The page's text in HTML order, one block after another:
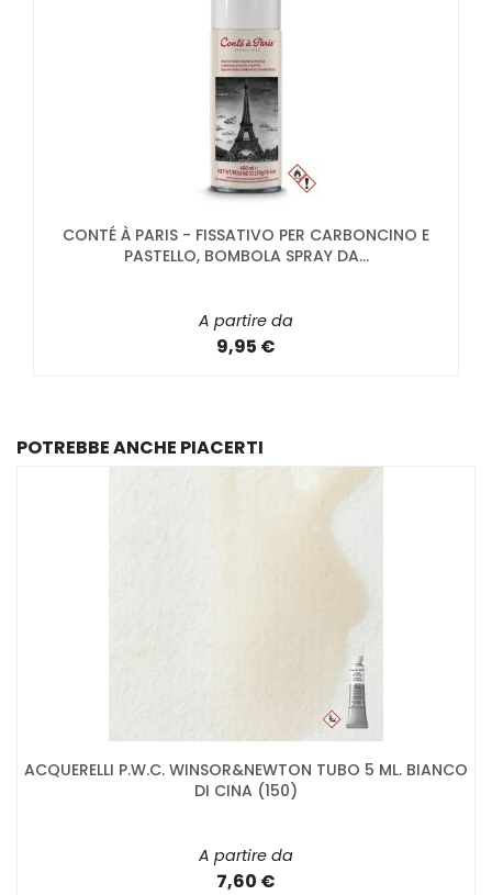
CONTÉ À PARIS - FISSATIVO PER CARBONCINO E
PASTELLO, BOMBOLA SPRAY DA...
A partire da
9,95 €
POTREBBE ANCHE PIACERTI
ACQUERELLI P.W.C. WINSOR&NEWTON TUBO 5 ML. BIANCO
DI CINA (150)
A partire da
7,60 €